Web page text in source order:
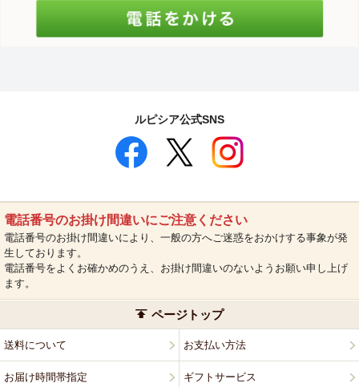
ルピシア公式SNS
電話番号のお掛け間違いにご注意ください
電話番号のお掛け間違いにより、一般の方へご迷惑をおかけする事象が発
生しております。
電話番号をよくお確かめのうえ、お掛け間違いのないようお願い申し上げ
ます。
ページトップ
送料について お支払い方法
お届け時間帯指定 ギフトサービス